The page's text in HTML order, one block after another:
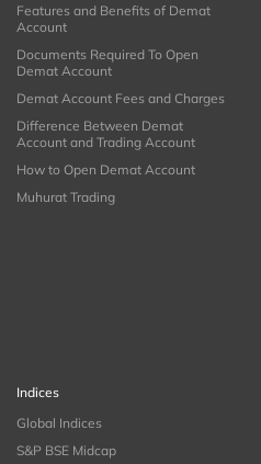
Features and Benefits of Demat
Account
Documents Required To Open
Demat Account
Demat Account Fees and Charges
Difference Between Demat
Account and Trading Account
How to Open Demat Account
Muhurat Trading
Indices
Global Indices
S&P BSE Midcap